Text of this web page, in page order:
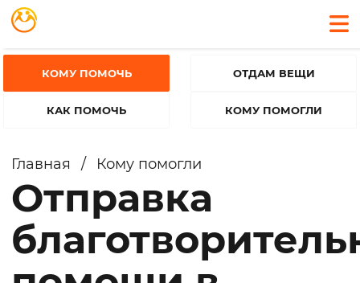
КОМУ ПОМОЧЬ
КАК ПОМОЧЬ
ОТДАМ ВЕЩИ
КОМУ ПОМОГЛИ
Главная / Кому помогли
Отправка